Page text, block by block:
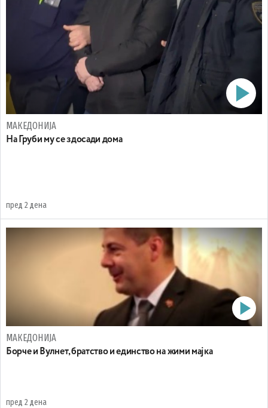
МАКЕДОНИЈА
На Груби му се здосади дома
пред 2 дена
МАКЕДОНИЈА
Борче и Вулнет, братство и единство на жими мајка
пред 2 дена